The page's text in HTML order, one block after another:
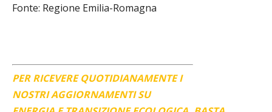
Fonte: Regione Emilia-Romagna
PER RICEVERE QUOTIDIANAMENTE I
NOSTRI AGGIORNAMENTI SU